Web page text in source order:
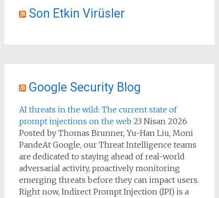
Son Etkin Virüsler
Google Security Blog
AI threats in the wild: The current state of
prompt injections on the web 23 Nisan 2026
Posted by Thomas Brunner, Yu-Han Liu, Moni
PandeAt Google, our Threat Intelligence teams
are dedicated to staying ahead of real-world
adversarial activity, proactively monitoring
emerging threats before they can impact users.
Right now, Indirect Prompt Injection (IPI) is a